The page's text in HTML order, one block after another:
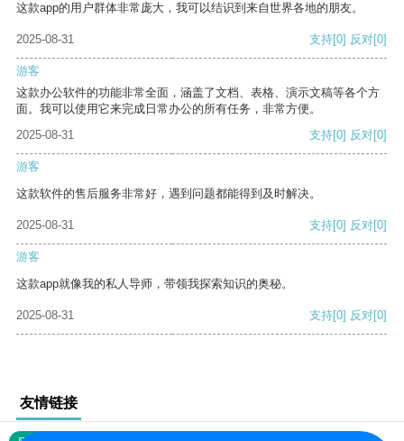
这款app的用户群体非常庞大，我可以结识到来自世界各地的朋友。
2025-08-31 支持[0] 反对[0]
游客
这款办公软件的功能非常全面，涵盖了文档、表格、演示文稿等各个方
面。我可以使用它来完成日常办公的所有任务，非常方便。
2025-08-31
支持[0] 反对[0]
游客
这款软件的售后服务非常好，遇到问题都能得到及时解决。
2025-08-31 支持[0] 反对[0]
游客
这款app就像我的私人导师，带领我探索知识的奥秘。
2025-08-31 支持[0] 反对[0]
友情链接